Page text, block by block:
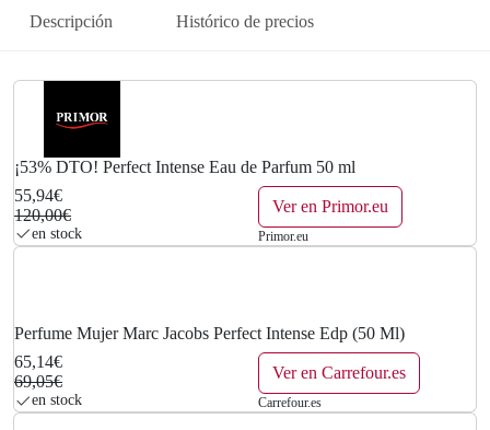
r
a
:
2
,
0
5
,
4
.
Descripción Histórico de precios
¡53% DTO! Perfect Intense Eau de Parfum 50 ml
55,94€
120,00€
en stock
Ver en Primor.eu
Primor.eu
Perfume Mujer Marc Jacobs Perfect Intense Edp (50 Ml)
65,14€
69,05€
en stock
Ver en Carrefour.es
Carrefour.es